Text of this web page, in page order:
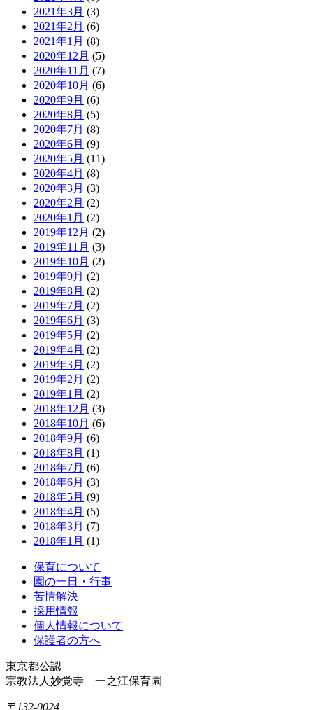
2021年3月 (3)
2021年2月 (6)
2021年1月 (8)
2020年12月 (5)
2020年11月 (7)
2020年10月 (6)
2020年9月 (6)
2020年8月 (5)
2020年7月 (8)
2020年6月 (9)
2020年5月 (11)
2020年4月 (8)
2020年3月 (3)
2020年2月 (2)
2020年1月 (2)
2019年12月 (2)
2019年11月 (3)
2019年10月 (2)
2019年9月 (2)
2019年8月 (2)
2019年7月 (2)
2019年6月 (3)
2019年5月 (2)
2019年4月 (2)
2019年3月 (2)
2019年2月 (2)
2019年1月 (2)
2018年12月 (3)
2018年10月 (6)
2018年9月 (6)
2018年8月 (1)
2018年7月 (6)
2018年6月 (3)
2018年5月 (9)
2018年4月 (5)
2018年3月 (7)
2018年1月 (1)
保育について
園の一日・行事
苦情解決
採用情報
個人情報について
保護者の方へ
東京都公認
宗教法人妙覚寺 一之江保育園
〒132-0024